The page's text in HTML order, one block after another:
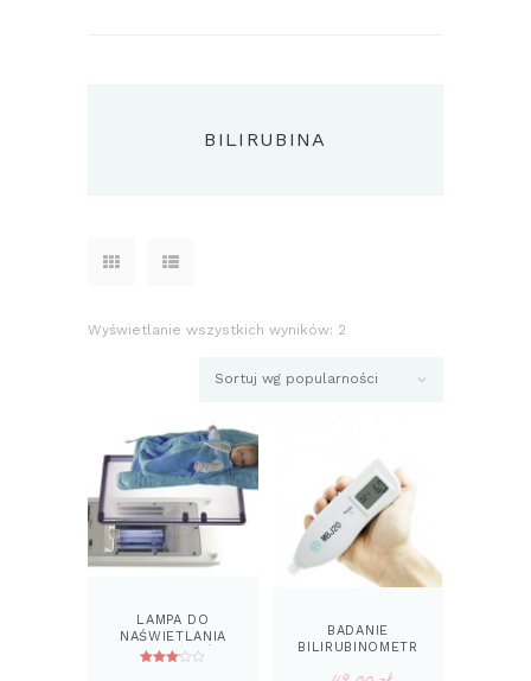
BILIRUBINA
Wyświetlanie wszystkich wyników: 2
popularności
LAMPA DO
NAŚWIETLANIA
NOWORODKÓW
BADANIE
BILIRUBINOMETR